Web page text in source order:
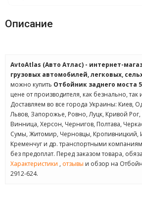
Описание
AvtoAtlas (Авто Атлас) - интернет-
грузовых автомобилей, легковых,
можно купить Отбойник заднего моста
цене от производителя, как безнально, так
Доставляем во все города Украины: Киев,
Львов, Запорожье, Ровно, Луцк, Кривой
Винница, Херсон, Чернигов, Полтава,
Сумы, Житомир, Черновцы, Кропивницкий,
Кременчуг и др. транспортными
без предоплат. Перед заказом товара,
Характеристики , отзывы и обзор на
2912-624.